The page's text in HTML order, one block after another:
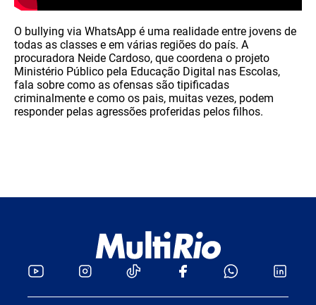
O bullying via WhatsApp é uma realidade entre jovens de
todas as classes e em várias regiões do país. A
procuradora Neide Cardoso, que coordena o projeto
Ministério Público pela Educação Digital nas Escolas,
fala sobre como as ofensas são tipificadas
criminalmente e como os pais, muitas vezes, podem
responder pelas agressões proferidas pelos filhos.